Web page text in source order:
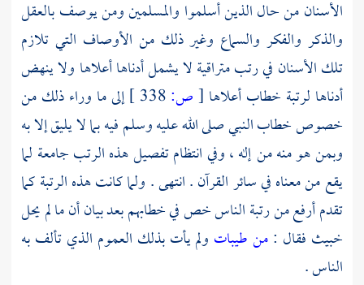
الأسنان من حال الذين أسلموا والمسلمين ومن يوصف بالعقل
والذكر والفكر والسماع وغير ذلك من الأوصاف التي تلازم
تلك الأسنان في رتب متراقية لا يشمل أدناها أعلاها ولا ينهض
أدناها لرتبة خطاب أعلاها [ص:
إلى ما وراء ذلك من
خصوص خطاب النبي صلى الله عليه وسلم فيه بما لا يليق إلا به
وبمن هو منه من إله ، وفي انتظام تفصيل هذه الرتب جامعة لما
يقع من معناه في سائر القرآن . انتهى . ولما كانت هذه الرتبة كما
تقدم أرفع من رتبة الناس خص في خطابهم بعد بيان أن ما لم يحل
خبيث فقال :من طيبات ولم يأت بذلك العموم الذي تألف به
الناس .